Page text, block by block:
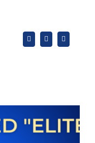
X LinkedInWhatsApp